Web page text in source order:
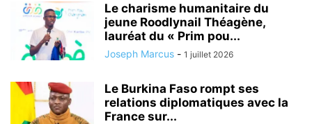
Le charisme humanitaire du
jeune Roodlynail Théagène,
lauréat du « Prim pou...
Joseph Marcus - 1 juillet 2026
Le Burkina Faso rompt ses
relations diplomatiques avec la
France sur...